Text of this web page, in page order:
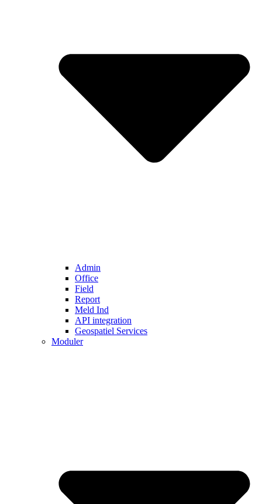
Admin
Office
Field
Report
Meld Ind
API integration
Geospatiel Services
Moduler